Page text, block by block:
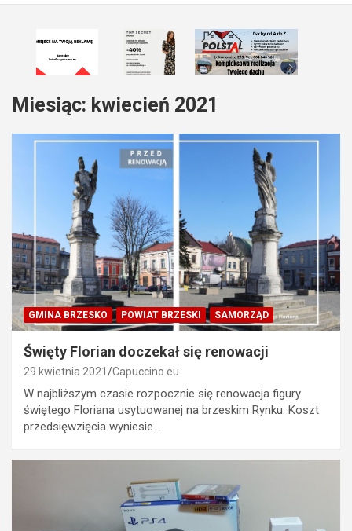
Miesiąc: kwiecień 2021
GMINA BRZESKO POWIAT BRZESKI SAMORZĄD
Święty Florian doczekał się renowacji
29 kwietnia 2021 Capuccino.eu
W najbliższym czasie rozpocznie się renowacja figury
świętego Floriana usytuowanej na brzeskim Rynku. Koszt
przedsięwzięcia wyniesie…